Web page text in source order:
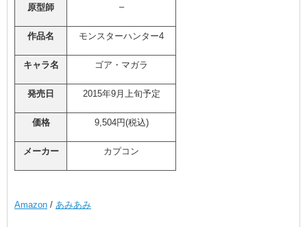
原型師 –
作品名 モンスターハンター4
キャラ名 ゴア・マガラ
発売日 2015年9月上旬予定
価格 9,504円(税込)
メーカー カプコン
Amazon / あみあみ